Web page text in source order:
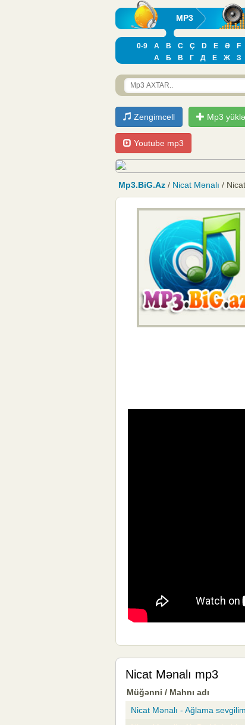
MP3
0-9 A B C Ç D E Ə F
А
Б В Г Д Е Ж З
Zengimcell Mp3 yüklə
Youtube mp3
Mp3.BiG.Az / Nicat Mənalı /
Nicat Mənalı mp3
Müğənni / Mahnı adı
Nicat Mənalı - Ağlama sevgilim